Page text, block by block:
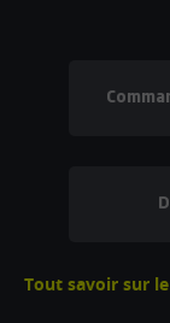
Tout savoir sur